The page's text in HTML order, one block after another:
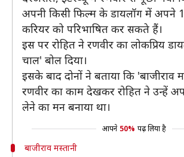
अपनी किसी फिल्म के डायलॉग में अपने
करियर को परिभाषित कर सकते हैं।
इस पर रोहित ने रणवीर का लोकप्रिय
चाल' बोल दिया।
इसके बाद दोनों ने बताया कि 'बाजीराव
रणवीर का काम देखकर रोहित ने उन्हें
लेने का मन बनाया था।
आपने 50% पढ़ लिया है
बाजीराव मस्तानी